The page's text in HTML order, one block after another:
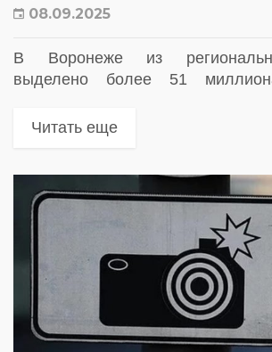
08.09.2025
В Воронеже из
выделено более 51
фиксации нарушений ПДД «КРИС-
Читать еще